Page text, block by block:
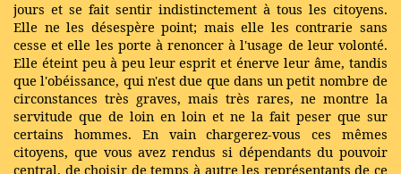
jours et se fait sentir indistinctement à tous les citoyens.
Elle ne les désespère point; mais elle les contrarie sans
cesse et elle les porte à renoncer à l'usage de leur volonté.
Elle éteint peu à peu leur esprit et énerve leur âme, tandis
que l'obéissance, qui n'est due que dans un petit nombre de
circonstances très graves, mais très rares, ne montre la
servitude que de loin en loin et ne la fait peser que sur
certains hommes. En vain chargerez-vous ces mêmes
citoyens, que vous avez rendus si dépendants du pouvoir
central, de choisir de temps à autre les représentants de ce